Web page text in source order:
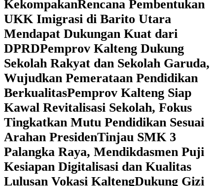
KekompakanRencana Pembentukan
UKK Imigrasi di Barito Utara
Mendapat Dukungan Kuat dari
DPRD‎Pemprov Kalteng Dukung
Sekolah Rakyat dan Sekolah Garuda,
Wujudkan Pemerataan Pendidikan
Berkualitas‎Pemprov Kalteng Siap
Kawal Revitalisasi Sekolah, Fokus
Tingkatkan Mutu Pendidikan Sesuai
Arahan Presiden‎Tinjau SMK 3
Palangka Raya, Mendikdasmen Puji
Kesiapan Digitalisasi dan Kualitas
Lulusan Vokasi Kalteng‎Dukung Gizi